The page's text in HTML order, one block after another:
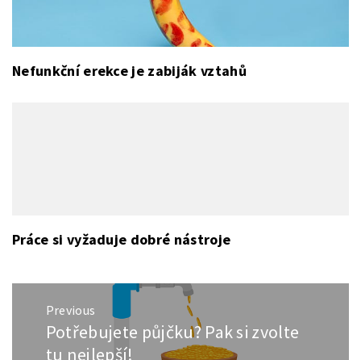
Nefunkční erekce je zabiják vztahů
Práce si vyžaduje dobré nástroje
Navigace
pro
příspěvek
Previous
Previous
post:
Potřebujete půjčku? Pak si zvolte
tu nejlepší!